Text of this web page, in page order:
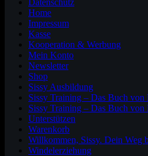
Datenschutz
Home
Impressum
Kasse
Kooperation & Werbung
Mein Konto
Newsletter
Shop
Sissy Ausbildung
Sissy Training – Das Buch von
Sissy Training – Das Buch von
Unterstützen
Warenkorb
Willkommen, Sissy. Dein Weg
Windelerziehung